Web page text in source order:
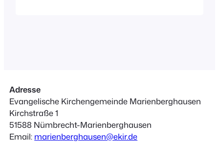
Adresse
Evangelische Kirchengemeinde Marienberghausen
Kirchstraße 1
51588 Nümbrecht-Marienberghausen
Email: marienberghausen@ekir.de